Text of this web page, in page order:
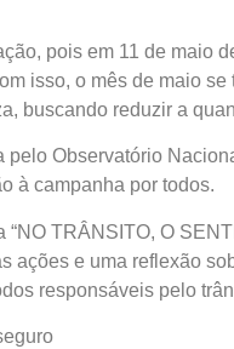
pois em 11 de maio
isso, o mês de maio
buscando reduzir a
pelo Observatório
à campanha por todos.
TRÂNSITO, O
ações e uma reflexão
todos responsáveis